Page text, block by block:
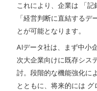
これにより、企業は 「
「経営判断に直結するデ
とが可能となります。
AIデータ社は、まず中小
次大企業向けに既存シス
討。段階的な機能強化に
とともに、将来的には